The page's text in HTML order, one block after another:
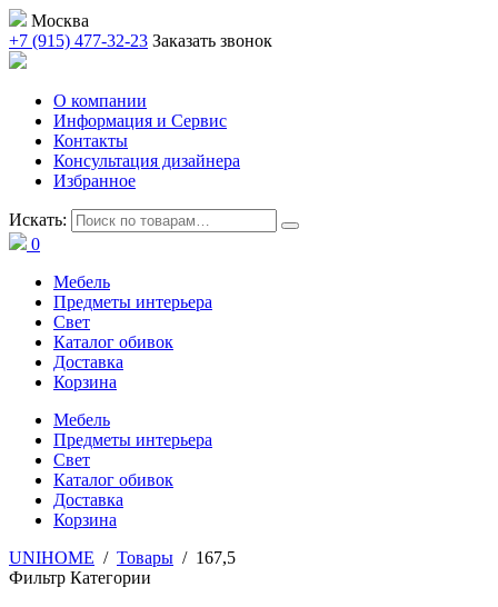
Москва
+7 (915) 477-32-23 Заказать звонок
О компании
Информация и Сервис
Контакты
Консультация дизайнера
Избранное
Искать:
0
Мебель
Предметы интерьера
Свет
Каталог обивок
Доставка
Корзина
Мебель
Предметы интерьера
Свет
Каталог обивок
Доставка
Корзина
UNIHOME / Товары / 167,5
Фильтр Категории